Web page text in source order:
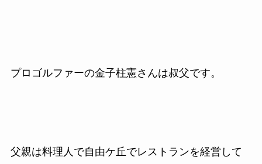
プロゴルファーの金子柱憲さんは叔父です。
父親は料理人で自由ケ丘でレストランを経営して